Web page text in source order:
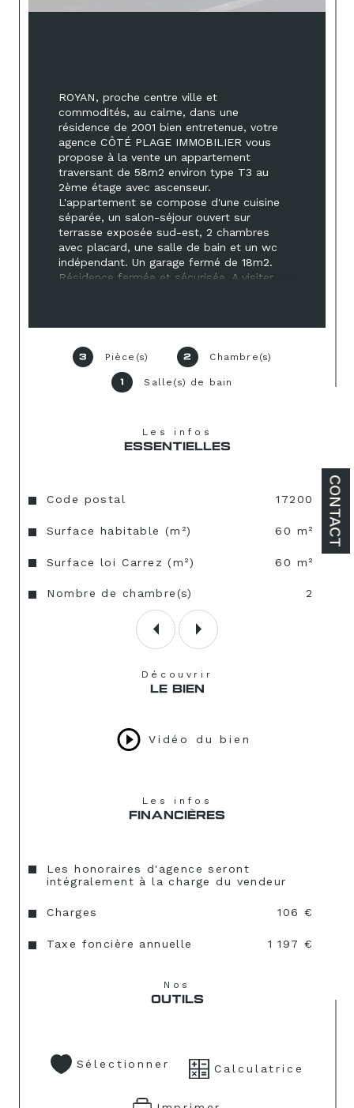
CONTACT
3 Pièce(s) 2 Chambre(s)
1 Salle(s) de bain
Les infos
ESSENTIELLES
Caractéristiques Valeurs
Code postal 17200
Surface habitable (m²) 60 m²
Surface loi Carrez (m²) 60 m²
Nombre de chambre(s) 2
ROYAN, proche centre ville et
commodités, au calme, dans une
résidence de 2001 bien entretenue, votre
agence CÔTÉ PLAGE IMMOBILIER vous
propose à la vente un appartement
traversant de 58m2 environ type T3 au
2ème étage avec ascenseur.
L'appartement se compose d'une cuisine
séparée, un salon-séjour ouvert sur
terrasse exposée sud-est, 2 chambres
avec placard, une salle de bain et un wc
indépendant. Un garage fermé de 18m2.
Résidence fermée et sécurisée. A visiter
Découvrir
LE BIEN
Vidéo du bien
Les infos
FINANCIÈRES
Les honoraires d'agence seront
intégralement à la charge du vendeur
Charges 106 €
Taxe foncière annuelle 1 197 €
Nos
OUTILS
Sélectionner Calculatrice